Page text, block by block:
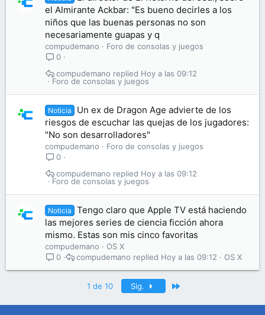
el Almirante Ackbar: "Es bueno decirles a los
niños que las buenas personas no son
necesariamente guapas y q
compudemano
Foro de consolas y juegos
0
Foro de consolas y juegos
Hoy a las 09:12
compudemano
Noticia
Un ex de Dragon Age advierte de los
riesgos de escuchar las quejas de los jugadores:
"No son desarrolladores"
compudemano
Foro de consolas y juegos
0
Foro de consolas y juegos
Hoy a las 09:12
compudemano
Noticia
Tengo claro que Apple TV está haciendo
las mejores series de ciencia ficción ahora
mismo. Estas son mis cinco favoritas
compudemano
OS X
0
OS X
Hoy a las 09:12
compudemano
1 de 10 Sig.